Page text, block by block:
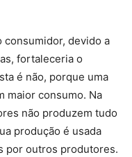
consumidor, devido a
fortaleceria o
é não, porque uma
maior consumo. Na
não produzem tudo
produção é usada
por outros produtores.